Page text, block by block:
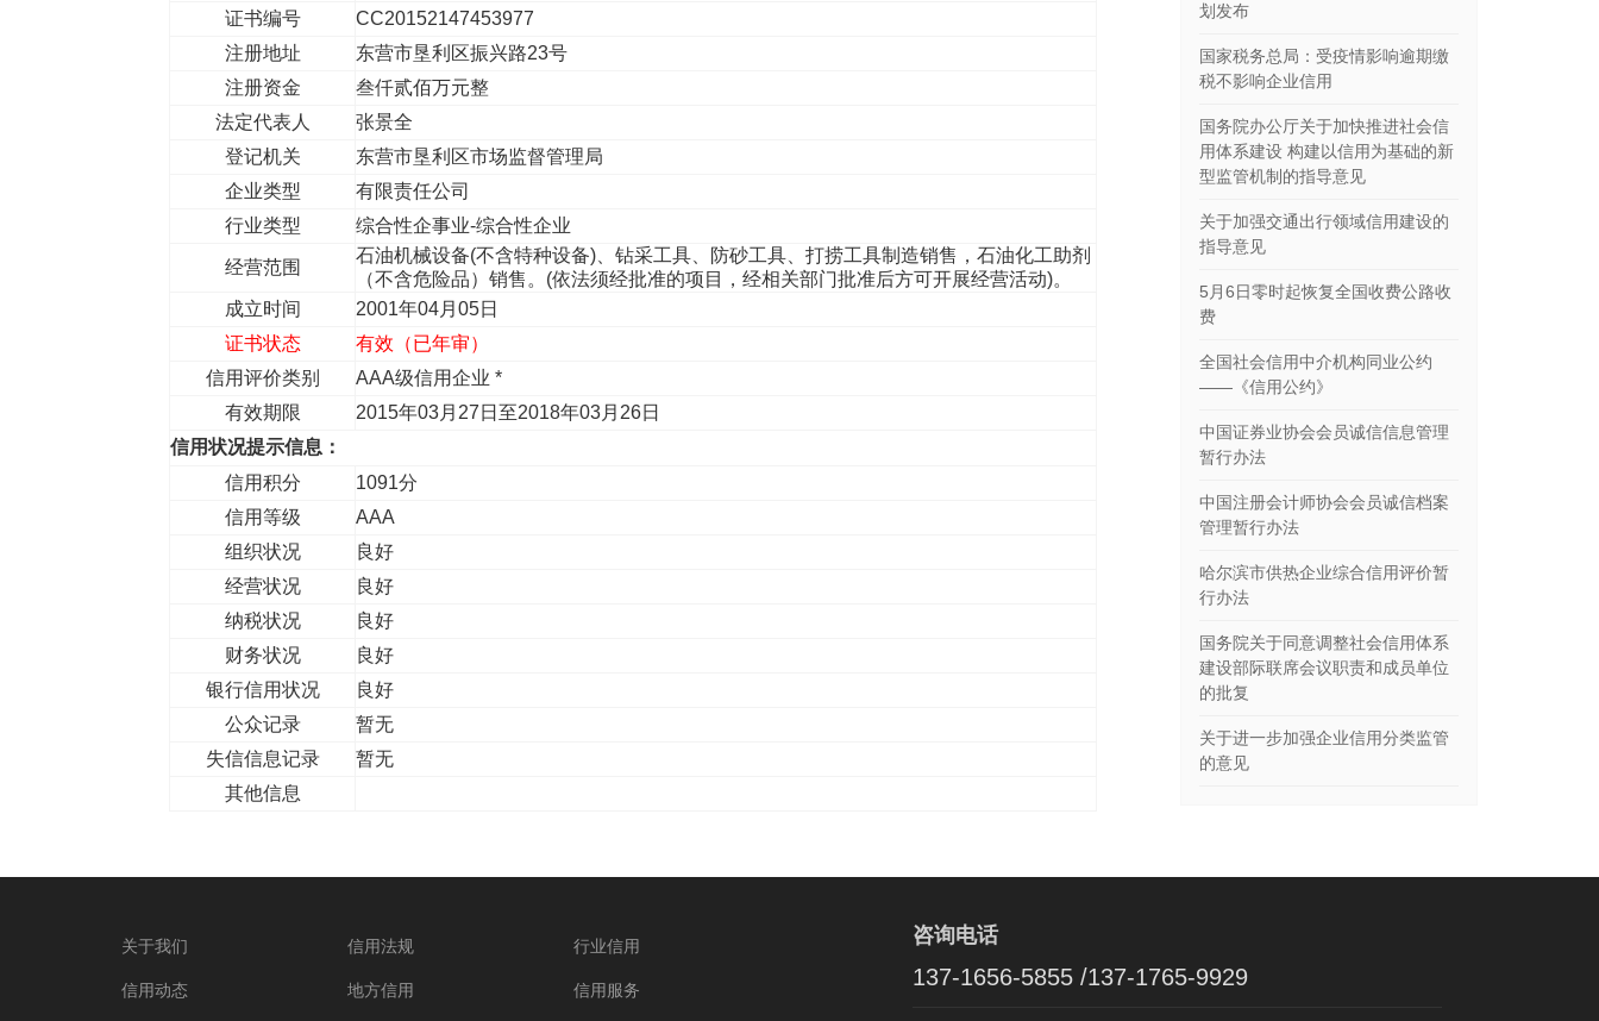
证书编号
CC20152147453977
注册地址
东营市垦利区振兴路23号
注册资金
叁仟贰佰万元整
法定代表人
张景全
登记机关
东营市垦利区市场监督管理局
企业类型
有限责任公司
行业类型
综合性企事业-综合性企业
经营范围
石油机械设备(不含特种设备)、钻采工具、防砂工具、打捞工具制造销售，石油化工助剂
（不含危险品）销售。(依法须经批准的项目，经相关部门批准后方可开展经营活动)。
成立时间
2001年04月05日
证书状态
有效（已年审）
信用评价类别
AAA级信用企业 *
有效期限
2015年03月27日至2018年03月26日
信用状况提示信息：
信用积分
1091分
信用等级
AAA
组织状况
良好
经营状况
良好
纳税状况
良好
财务状况
良好
银行信用状况
良好
公众记录
暂无
失信信息记录
暂无
其他信息
划发布
国家税务总局：受疫情影响逾期缴
税不影响企业信用
国务院办公厅关于加快推进社会信
用体系建设 构建以信用为基础的新
型监管机制的指导意见
关于加强交通出行领域信用建设的
指导意见
5月6日零时起恢复全国收费公路收
费
全国社会信用中介机构同业公约
——《信用公约》
中国证券业协会会员诚信信息管理
暂行办法
中国注册会计师协会会员诚信档案
管理暂行办法
哈尔滨市供热企业综合信用评价暂
行办法
国务院关于同意调整社会信用体系
建设部际联席会议职责和成员单位
的批复
关于进一步加强企业信用分类监管
的意见
关于我们
信用动态
信用法规
地方信用
行业信用
信用服务
咨询电话
137-1656-5855 /137-1765-9929